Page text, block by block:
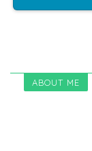
ABOUT ME